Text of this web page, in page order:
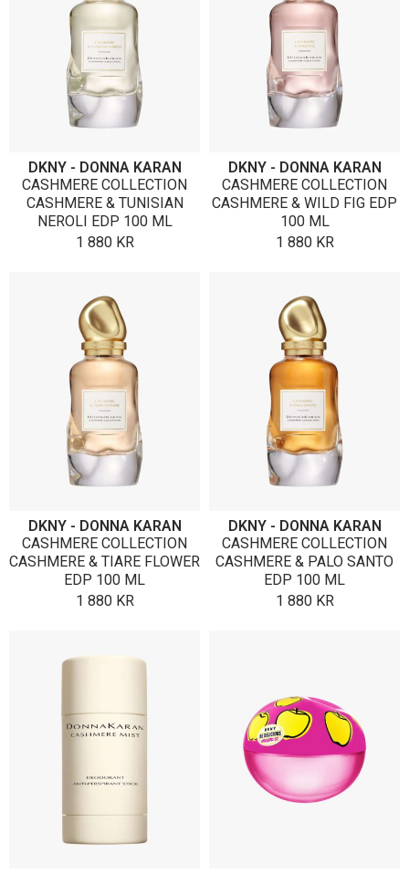
DKNY - DONNA KARAN
CASHMERE COLLECTION
CASHMERE & TUNISIAN
NEROLI EDP 100 ML
1 880 KR
DKNY - DONNA KARAN
CASHMERE COLLECTION
CASHMERE & WILD FIG EDP
100 ML
1 880 KR
DKNY - DONNA KARAN
CASHMERE COLLECTION
CASHMERE & TIARE FLOWER
EDP 100 ML
1 880 KR
DKNY - DONNA KARAN
CASHMERE COLLECTION
CASHMERE & PALO SANTO
EDP 100 ML
1 880 KR